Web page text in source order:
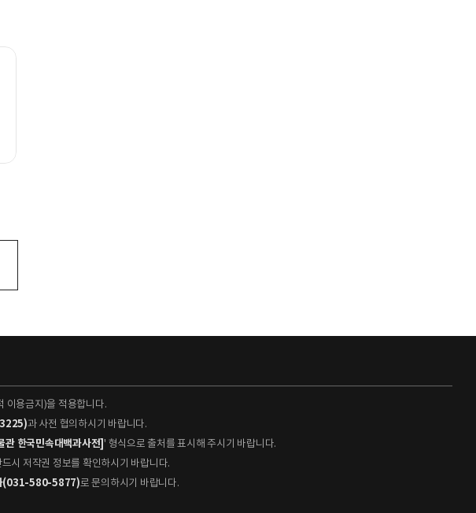
이용금지)을 적용합니다.
과 사전 협의하시기 바랍니다.
관 한국민속대백과사전] ' 형식으로 출처를 표시해 주시기 바랍니다.
시 저작권 정보를 확인하시기 바랍니다.
(031-580-5877)로 문의하시기 바랍니다.